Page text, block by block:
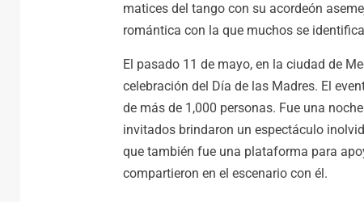
matices del tango con su acordeón
romántica con la que muchos se
El pasado 11 de mayo, en la ciudad de
celebración del Día de las Madres. El
de más de 1,000 personas. Fue una
invitados brindaron un espectáculo
que también fue una plataforma para
compartieron en el escenario con él.